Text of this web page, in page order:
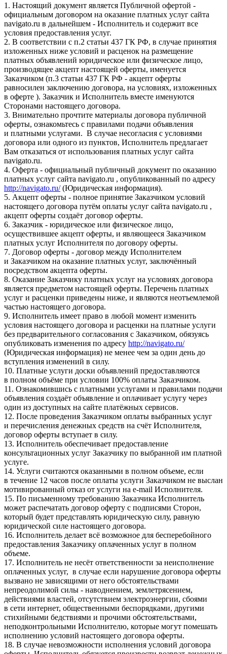
1. Настоящий документ является Публичной офертой -
официальным договором на оказание платных услуг сайта
navigato.ru в дальнейшем - Исполнитель и содержит все
условия предоставления услуг.
2. В соответствии с п.2 статьи 437 ГК РФ, в случае принятия
изложенных ниже условий и расценок на размещение
платных объявлений юридическое или физическое лицо,
производящее акцепт настоящей оферты, именуется
Заказчиком (п.3 статьи 437 ГК РФ - акцепт оферты
равносилен заключению договора, на условиях, изложенных
в оферте ). Заказчик и Исполнитель вместе именуются
Сторонами настоящего договора.
3. Внимательно прочтите материалы договора публичной
оферты, ознакомьтесь с правилами подачи объявления
и платными услугами. В случае несогласия с условиями
договора или одного из пунктов, Исполнитель предлагает
Вам отказаться от использования платных услуг сайта
navigato.ru.
4. Оферта - официальный публичный документ по оказанию
платных услуг сайта navigato.ru , опубликованный по адресу
http://navigato.ru/(Юридическая информация).
5. Акцепт оферты - полное принятие Заказчиком условий
настоящего договора путём оплаты услуг сайта navigato.ru ,
акцепт оферты создаёт договор оферты.
6. Заказчик - юридическое или физическое лицо,
осуществившее акцепт оферты, и являющееся Заказчиком
платных услуг Исполнителя по договору оферты.
7. Договор оферты - договор между Исполнителем
и Заказчиком на оказание платных услуг, заключённый
посредством акцепта оферты.
8. Оказание Заказчику платных услуг на условиях договора
является предметом настоящей оферты. Перечень платных
услуг и расценки приведены ниже, и являются неотъемлемой
частью настоящего договора.
9. Исполнитель имеет право в любой момент изменить
условия настоящего договора и расценки на платные услуги
без предварительного согласования с Заказчиком, обязуясь
опубликовать изменения по адресу http://navigato.ru/
(Юридическая информация) не менее чем за один день до
вступления изменений в силу.
10. Платные услуги доски объявлений предоставляются
в полном объёме при условии 100% оплаты Заказчиком.
11. Ознакомившись с платными услугами и правилами подачи
объявления создаёт объявление и оплачивает услугу через
один из доступных на сайте платёжных сервисов.
12. После проведения Заказчиком оплаты выбранных услуг
и перечисления денежных средств на счёт Исполнителя,
договор оферты вступает в силу.
13. Исполнитель обеспечивает предоставление
консультационных услуг Заказчику по выбранной им платной
услуге.
14. Услуги считаются оказанными в полном объеме, если
в течение 12 часов после оплаты услуги Заказчиком не выслан
мотивированный отказ от услуги на e-mail Исполнителя.
15. По письменному требованию Заказчика Исполнитель
может распечатать договор оферту с подписями Сторон,
который будет представлять юридическую силу, равную
юридической силе настоящего договора.
16. Исполнитель делает всё возможное для бесперебойного
предоставления Заказчику оплаченных услуг в полном
объеме.
17. Исполнитель не несёт ответственности за неисполнение
оплаченных услуг, в случае если нарушение договора оферты
вызвано не зависящими от него обстоятельствами
непреодолимой силы - наводнением, землетрясением,
действиями властей, отсутствием электроэнергии, сбоями
в сети интернет, общественными беспорядками, другими
стихийными бедствиями и прочими обстоятельствами,
неподконтрольными Исполнителю, которые могут помешать
исполнению условий настоящего договора оферты.
18. В случае невозможности исполнения условий договора